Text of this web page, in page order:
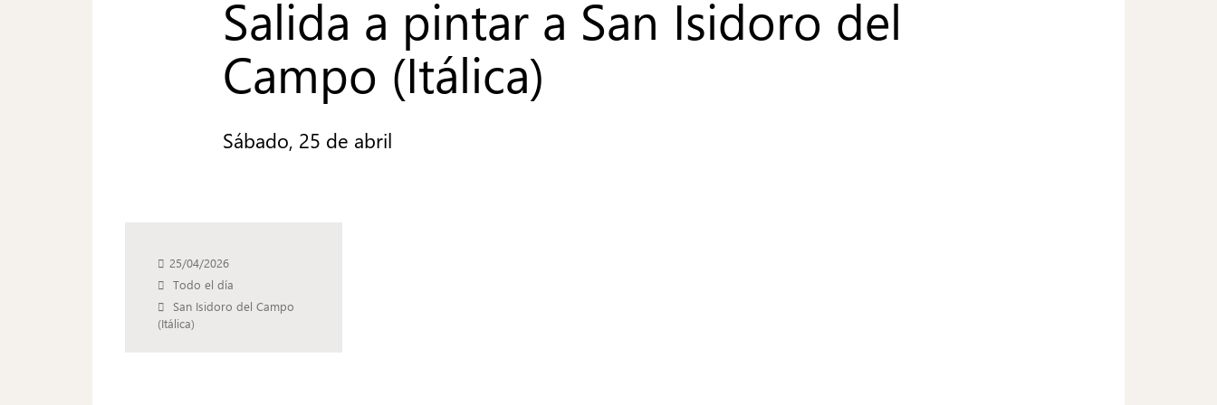
Salida a pintar a San Isidoro del
Campo (Itálica)
Sábado, 25 de abril
25/04/2026
Todo el día
San Isidoro del Campo
(Itálica)